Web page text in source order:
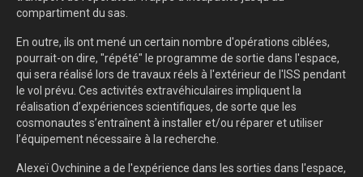
compartiment du sas.
En outre, ils ont mené un certain nombre d'opérations ciblées,
pourrait-on dire, "répété" le programme de sortie dans l'espace,
qui sera réalisé lors de travaux réels à l'extérieur de l'ISS pendant
le vol prévu. Ces activités extravéhiculaires impliquent la
réalisation d’expériences scientifiques, de sorte que les
cosmonautes s’entraînent à installer et/ou réparer et utiliser
l’équipement nécessaire à la recherche.
Alexeï Ovchinine a de l'expérience dans les sorties dans l'espace,